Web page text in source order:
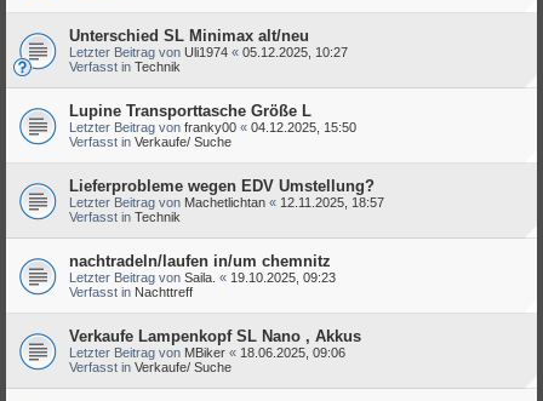
Unterschied SL Minimax alt/neu
Letzter Beitrag von Uli1974 « 05.12.2025, 10:27
Verfasst in Technik
Lupine Transporttasche Größe L
Letzter Beitrag von franky00 « 04.12.2025, 15:50
Verfasst in Verkaufe/ Suche
Lieferprobleme wegen EDV Umstellung?
Letzter Beitrag von Machetlichtan « 12.11.2025, 18:57
Verfasst in Technik
nachtradeln/laufen in/um chemnitz
Letzter Beitrag von Saila. « 19.10.2025, 09:23
Verfasst in Nachttreff
Verkaufe Lampenkopf SL Nano , Akkus
Letzter Beitrag von MBiker « 18.06.2025, 09:06
Verfasst in Verkaufe/ Suche